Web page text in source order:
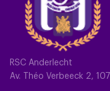
RSC Anderlecht
Av. Théo Verbeeck 2,